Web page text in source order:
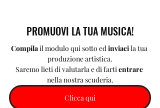
PROMUOVI LA TUA MUSICA!
Compila il modulo qui sotto ed inviaci la tua
produzione artistica.
Saremo lieti di valutarla e di farti entrare
nella nostra scuderia.
Clicca qui